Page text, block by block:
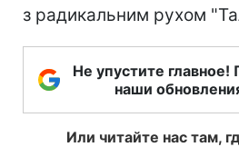
з радикальним рухом
Не упустите
наши
Или читайте нас там,